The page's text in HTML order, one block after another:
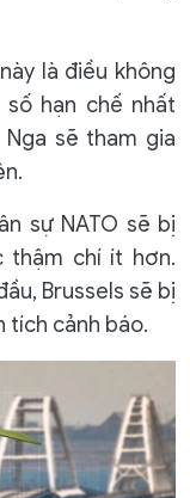
là điều không
hạn chế nhất
sẽ tham gia
sự NATO sẽ bị
thậm chí ít hơn.
Brussels sẽ bị
tích cảnh báo.